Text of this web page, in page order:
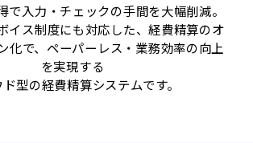
で入力・チェックの手間を大幅削減。
イス制度にも対応した、経費精算のオ
化で、ペーパーレス・業務効率の向上
を実現する
型の経費精算システムです。